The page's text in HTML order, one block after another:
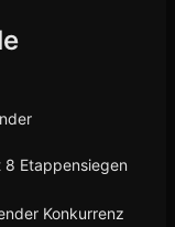
Etappensiegen
Konkurrenz